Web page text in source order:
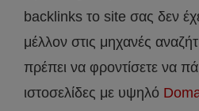
backlinks το site σας δεν
μέλλον στις μηχανές
πρέπει να φροντίσετε να
ιστοσελίδες με υψηλό